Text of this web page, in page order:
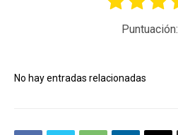
Puntuación:
No hay entradas relacionadas